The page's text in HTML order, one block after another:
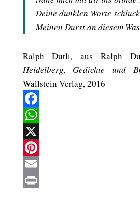
Deine dunklen Worte
Meinen Durst an diesem
Ralph Dutli, aus Ralph
Heidelberg, Gedichte und
Wallstein Verlag, 2016
Facebook
WhatsApp
X
Pinterest
Email